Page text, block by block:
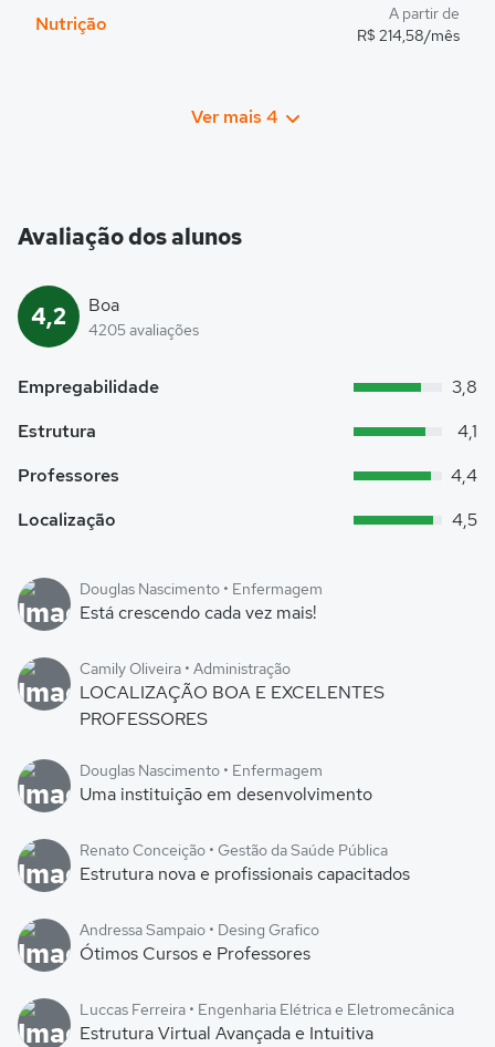
Nutrição
A partir de
R$ 214,58/mês
Ver mais 4
Avaliação dos alunos
4,2 Boa
4205 avaliações
Empregabilidade
3,8
Estrutura
4,1
Professores
4,4
Localização
4,5
Douglas Nascimento • Enfermagem
Está crescendo cada vez mais!
Camily Oliveira • Administração
LOCALIZAÇÃO BOA E EXCELENTES
PROFESSORES
Douglas Nascimento • Enfermagem
Uma instituição em desenvolvimento
Renato Conceição • Gestão da Saúde Pública
Estrutura nova e profissionais capacitados
Andressa Sampaio • Desing Grafico
Ótimos Cursos e Professores
Luccas Ferreira • Engenharia Elétrica e Eletromecânica
Estrutura Virtual Avançada e Intuitiva